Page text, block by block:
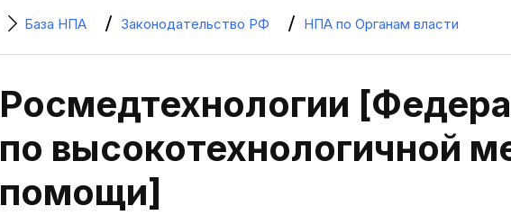
База НПА Законодательство РФ НПА по Органам власти
Росмедтехнологии
по высокотехнологичной
помощи]